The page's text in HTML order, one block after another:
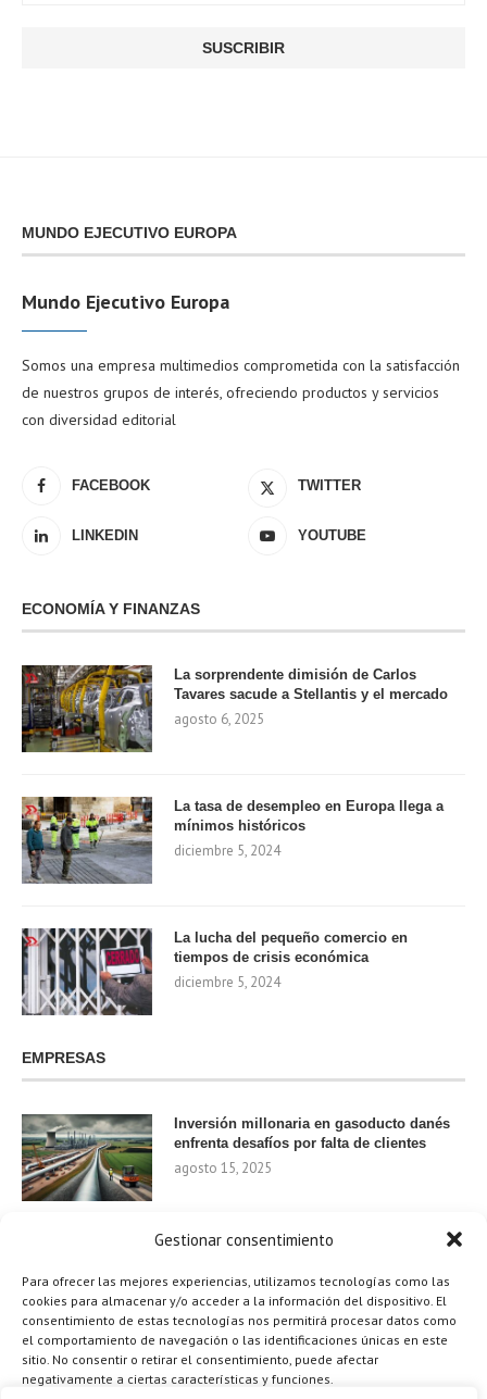
Gestionar consentimiento
Para ofrecer las mejores experiencias, utilizamos tecnologías como las
cookies para almacenar y/o acceder a la información del dispositivo. El
consentimiento de estas tecnologías nos permitirá procesar datos como
el comportamiento de navegación o las identificaciones únicas en este
sitio. No consentir o retirar el consentimiento, puede afectar
negativamente a ciertas características y funciones.
MUNDO EJECUTIVO EUROPA
Mundo Ejecutivo Europa
Somos una empresa multimedios comprometida con la satisfacción
de nuestros grupos de interés, ofreciendo productos y servicios
con diversidad editorial
FACEBOOK TWITTER
LINKEDIN YOUTUBE
ECONOMÍA Y FINANZAS
La sorprendente dimisión de Carlos
Tavares sacude a Stellantis y el mercado
agosto 6, 2025
La tasa de desempleo en Europa llega a
mínimos históricos
diciembre 5, 2024
La lucha del pequeño comercio en
tiempos de crisis económica
diciembre 5, 2024
EMPRESAS
Inversión millonaria en gasoducto danés
enfrenta desafíos por falta de clientes
agosto 15, 2025
de IA para 2024
agosto 9, 2025
¿Cómo el Método de Tres Sillas de Walt